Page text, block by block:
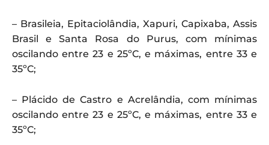
– Brasileia, Epitaciolândia, Xapuri, Capixaba, Assis
Brasil e Santa Rosa do Purus, com mínimas
oscilando entre 23 e 25ºC, e máximas, entre 33 e
35ºC;
– Plácido de Castro e Acrelândia, com mínimas
oscilando entre 23 e 25ºC, e máximas, entre 33 e
35ºC;